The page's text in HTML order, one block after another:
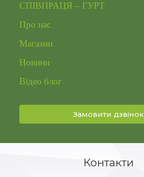
СПІВПРАЦЯ – ГУРТ
Про нас
Магазин
Новини
Відео блог
Замовити дзвінок
Контакти